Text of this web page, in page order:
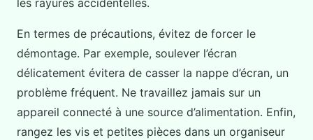
les rayures accidentelles.
En termes de précautions, évitez de forcer le
démontage. Par exemple, soulever l’écran
délicatement évitera de casser la nappe d’écran, un
problème fréquent. Ne travaillez jamais sur un
appareil connecté à une source d’alimentation. Enfin,
rangez les vis et petites pièces dans un organiseur